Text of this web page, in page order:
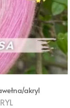
akryl